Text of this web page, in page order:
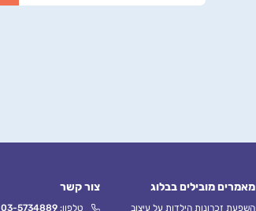
מאמרים מובילים בבלוג
השפעת זכרונות הילדות על עיצוב
צור קשר
טלפון:03-5734889